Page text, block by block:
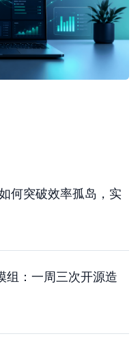
台
何突破效率孤岛，实
组：一周三次开源造